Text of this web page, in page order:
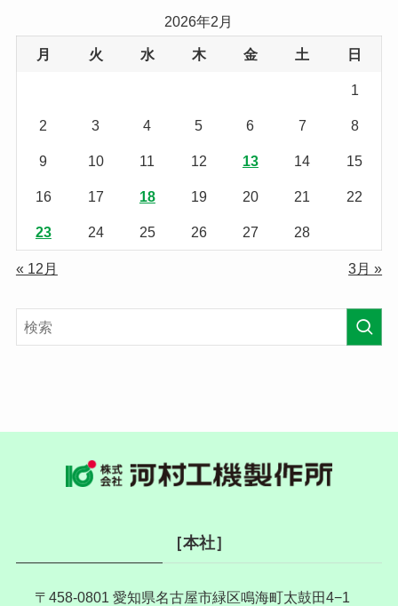
2026年2月
月 火 水 木 金 土 日
1
2 3 4 5 6 7 8
9 10 11 12 13 14 15
16 17 18 19 20 21 22
23 24 25 26 27 28
« 12月 3月 »
［本社］
〒458-0801 愛知県名古屋市緑区鳴海町太鼓田4−1